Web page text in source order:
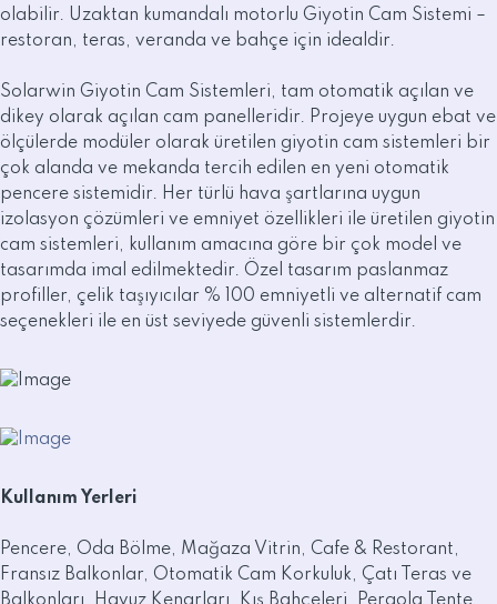
olabilir. Uzaktan kumandalı motorlu Giyotin Cam Sistemi –
restoran, teras, veranda ve bahçe için idealdir.
Solarwin Giyotin Cam Sistemleri, tam otomatik açılan ve
dikey olarak açılan cam panelleridir. Projeye uygun ebat ve
ölçülerde modüler olarak üretilen giyotin cam sistemleri bir
çok alanda ve mekanda tercih edilen en yeni otomatik
pencere sistemidir. Her türlü hava şartlarına uygun
izolasyon çözümleri ve emniyet özellikleri ile üretilen giyotin
cam sistemleri, kullanım amacına göre bir çok model ve
tasarımda imal edilmektedir. Özel tasarım paslanmaz
profiller, çelik taşıyıcılar % 100 emniyetli ve alternatif cam
seçenekleri ile en üst seviyede güvenli sistemlerdir.
Kullanım Yerleri
Pencere, Oda Bölme, Mağaza Vitrin, Cafe & Restorant,
Fransız Balkonlar, Otomatik Cam Korkuluk, Çatı Teras ve